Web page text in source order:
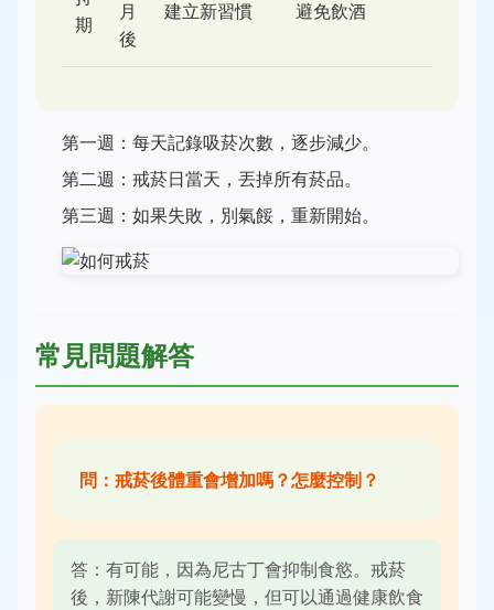
期
月
後
建立新習慣
避免飲酒
第一週：每天記錄吸菸次數，逐步減少。
第二週：戒菸日當天，丟掉所有菸品。
第三週：如果失敗，別氣餒，重新開始。
常見問題解答
問：戒菸後體重會增加嗎？怎麼控制？
答：有可能，因為尼古丁會抑制食慾。戒菸
後，新陳代謝可能變慢，但可以通過健康飲食